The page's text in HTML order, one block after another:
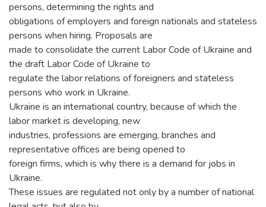
persons, determining the rights and
obligations of employers and foreign nationals and stateless
persons when hiring. Proposals are
made to consolidate the current Labor Code of Ukraine and
the draft Labor Code of Ukraine to
regulate the labor relations of foreigners and stateless
persons who work in Ukraine.
Ukraine is an international country, because of which the
labor market is developing, new
industries, professions are emerging, branches and
representative offices are being opened to
foreign firms, which is why there is a demand for jobs in
Ukraine.
These issues are regulated not only by a number of national